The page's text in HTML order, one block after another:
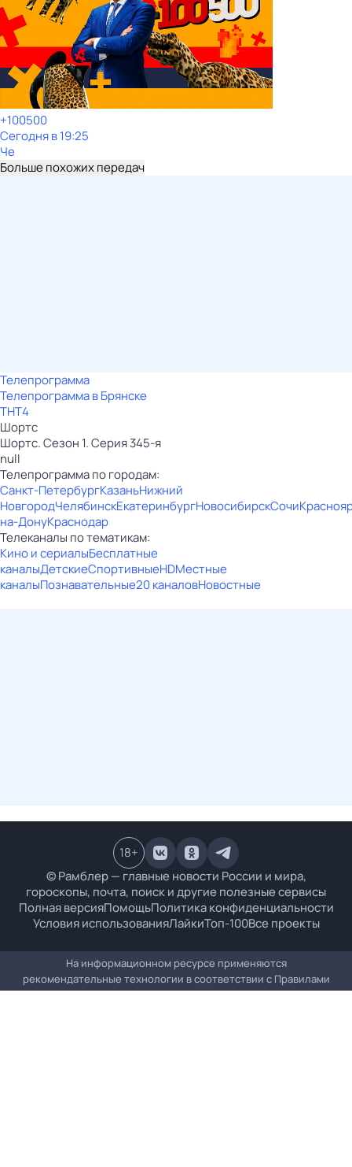
+100500
Сегодня в 19:25
Че
Больше похожих передач
Телепрограмма
Телепрограмма в Брянске
ТНТ4
Шортс
Шортс. Сезон 1. Серия 345-я
null
Телепрограмма по городам:
Санкт-ПетербургКазаньНижний
НовгородЧелябинскЕкатеринбургНовосибирскСочи
на-ДонуКраснодар
Телеканалы по тематикам:
Кино и сериалыБесплатные
каналыДетскиеСпортивныеHDМестные
каналыПознавательные20 каналовНовостные
© Рамблер — главные новости России и мира,
гороскопы, почта, поиск и другие полезные сервисы
Полная версияПомощьПолитика конфиденциальности
Условия использованияЛайкиТоп-100Все проекты
18+
На информационном ресурсе применяются
рекомендательные технологии в соответствии с Правилами